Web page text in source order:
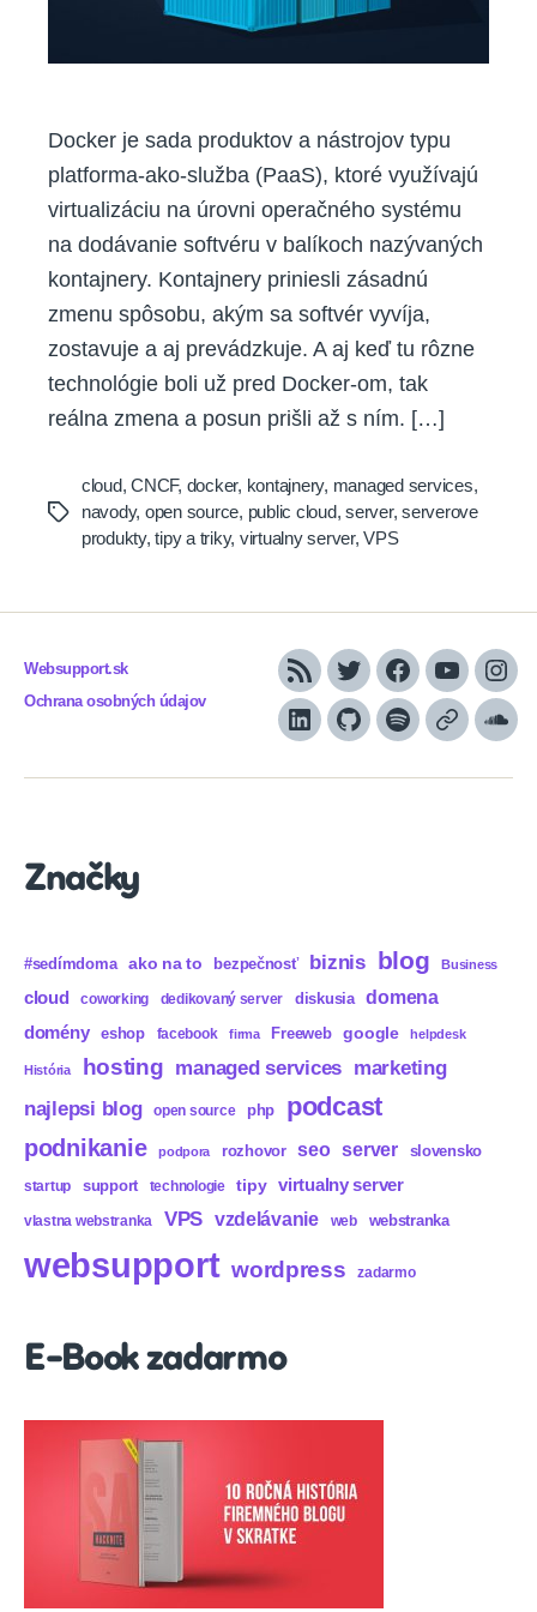
Docker je sada produktov a nástrojov typu
platforma-ako-služba (PaaS), ktoré využívajú
virtualizáciu na úrovni operačného systému
na dodávanie softvéru v balíkoch nazývaných
kontajnery. Kontajnery priniesli zásadnú
zmenu spôsobu, akým sa softvér vyvíja,
zostavuje a aj prevádzkuje. A aj keď tu rôzne
technológie boli už pred Docker-om, tak
reálna zmena a posun prišli až s ním. […]
Tags
cloud,CNCF, docker, kontajnery, managed services,
navody, open source, public cloud,server,serverove
produkty,tipy a triky, virtualny server,VPS
Websupport.sk
Ochrana osobných údajov
RSS TwitterFacebook
YouTube
LinkedInGitHubSpotifyApple
Značky
#sedímdoma ako na to bezpečnosť biznis blog Business
cloud coworking dedikovaný server diskusia domena
domény eshop facebook firma Freeweb google helpdesk
História hosting managed services marketing
najlepsi blog open source php podcast
podnikanie podpora rozhovor seo server slovensko
startup support technologie tipy virtualny server
vlastna webstranka VPS vzdelávanie web webstranka
websupport wordpress zadarmo
E-Book zadarmo